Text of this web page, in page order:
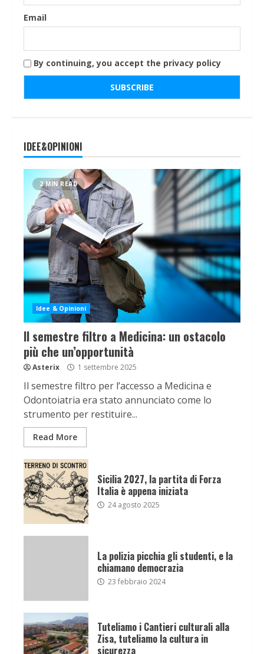
Email
By continuing, you accept the privacy policy
IDEE&OPINIONI
2 MIN READ
Idee & Opinioni
Il semestre filtro a Medicina: un ostacolo
più che un’opportunità
Asterix 1 settembre 2025
Il semestre filtro per l’accesso a Medicina e
Odontoiatria era stato annunciato come lo
strumento per restituire...
Read More
Sicilia 2027, la partita di Forza
Italia è appena iniziata
24 agosto 2025
La polizia picchia gli studenti, e la
chiamano democrazia
23 febbraio 2024
Tuteliamo i Cantieri culturali alla
Zisa, tuteliamo la cultura in
sicurezza